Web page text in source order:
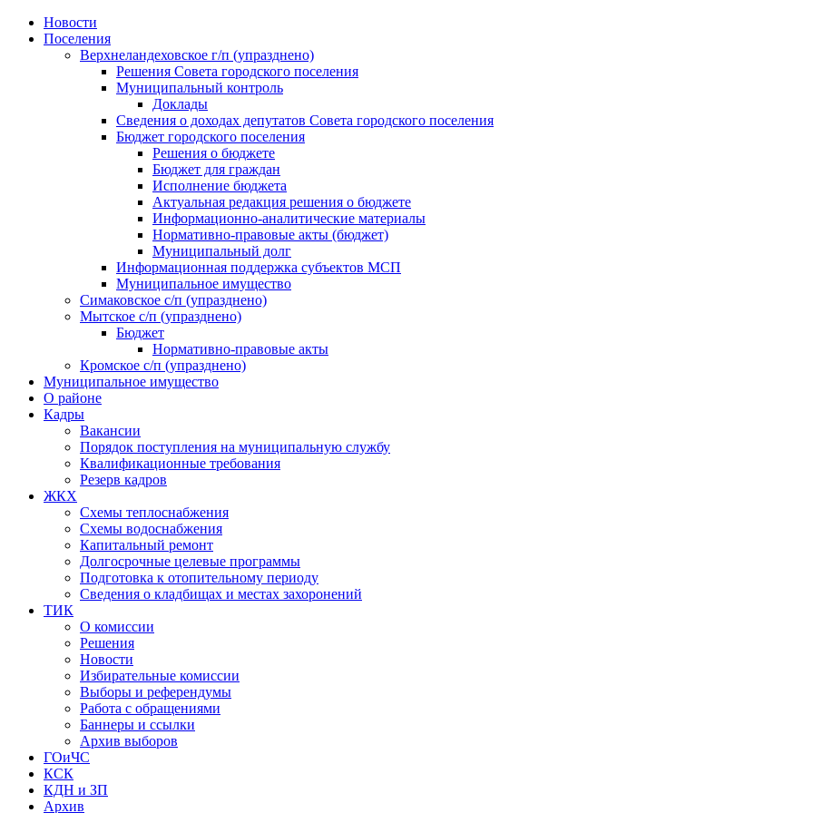
Skip
Новости
Поселения
Верхнеландеховское г/п (упразднено)
Решения Совета городского поселения
Муниципальный контроль
Доклады
Сведения о доходах депутатов Совета городского поселения
Бюджет городского поселения
Решения о бюджете
Бюджет для граждан
Исполнение бюджета
Актуальная редакция решения о бюджете
Информационно-аналитические материалы
Нормативно-правовые акты (бюджет)
Муниципальный долг
Информационная поддержка субъектов МСП
Муниципальное имущество
Симаковское с/п (упразднено)
Мытское с/п (упразднено)
Бюджет
Нормативно-правовые акты
Кромское с/п (упразднено)
Муниципальное имущество
О районе
Кадры
Вакансии
Порядок поступления на муниципальную службу
Квалификационные требования
Резерв кадров
ЖКХ
Схемы теплоснабжения
Схемы водоснабжения
Капитальный ремонт
Долгосрочные целевые программы
Подготовка к отопительному периоду
Сведения о кладбищах и местах захоронений
ТИК
О комиссии
Решения
Новости
Избирательные комиссии
Выборы и референдумы
Работа с обращениями
Баннеры и ссылки
Архив выборов
ГОиЧС
КСК
КДН и ЗП
Архив